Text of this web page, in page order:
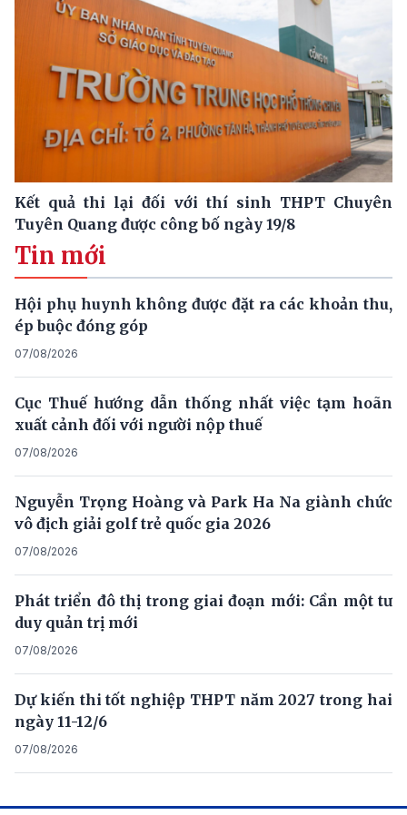
Kết quả thi lại đối với thí sinh THPT Chuyên
Tuyên Quang được công bố ngày 19/8
Tin mới
Hội phụ huynh không được đặt ra các khoản thu,
ép buộc đóng góp
07/08/2026
Cục Thuế hướng dẫn thống nhất việc tạm hoãn
xuất cảnh đối với người nộp thuế
07/08/2026
Nguyễn Trọng Hoàng và Park Ha Na giành chức
vô địch giải golf trẻ quốc gia 2026
07/08/2026
Phát triển đô thị trong giai đoạn mới: Cần một tư
duy quản trị mới
07/08/2026
Dự kiến thi tốt nghiệp THPT năm 2027 trong hai
ngày 11-12/6
07/08/2026